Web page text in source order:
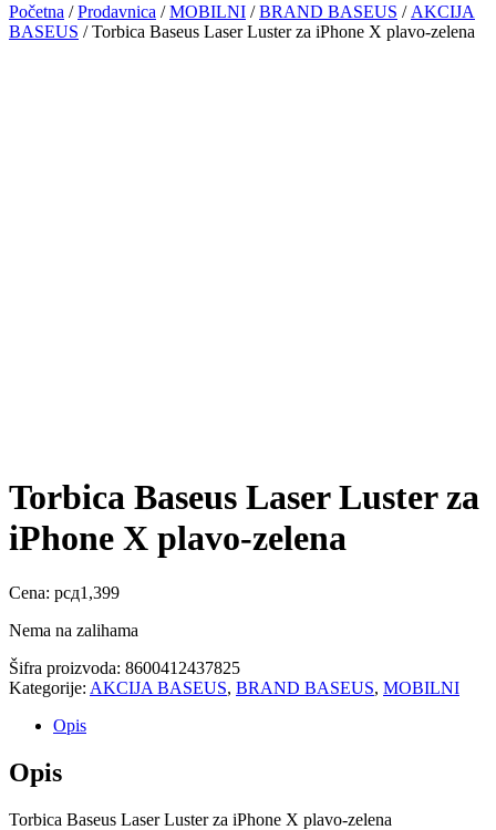
Početna /Prodavnica /MOBILNI /BRAND BASEUS / AKCIJA
BASEUS / Torbica Baseus Laser Luster za iPhone X plavo-zelena
Torbica Baseus Laser Luster za
iPhone X plavo-zelena
Cena: рсд1,399
Nema na zalihama
Šifra proizvoda: 8600412437825
Kategorije: AKCIJA BASEUS, BRAND BASEUS, MOBILNI
Opis
Opis
Torbica Baseus Laser Luster za iPhone X plavo-zelena